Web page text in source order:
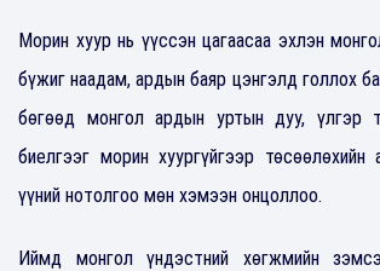
Морин хуур нь үүссэн цагаасаа эхлэн
бүжиг наадам, ардын баяр цэнгэлд голлох
бөгөөд монгол ардын уртын дуу, үлгэр
биелгээг морин хуургүйгээр төсөөлөхийн
үүний нотолгоо мөн хэмээн онцоллоо.
Иймд монгол үндэстний хөгжмийн